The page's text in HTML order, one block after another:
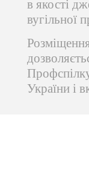
в якості
вугільної
України і